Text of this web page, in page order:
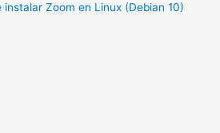
instalar Zoom en Linux (Debian 10)